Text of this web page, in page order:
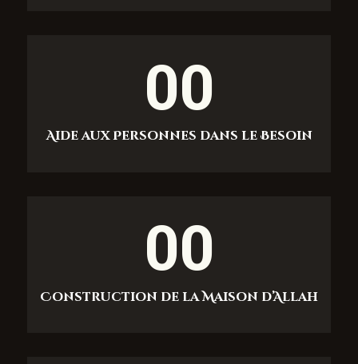
00
Aide aux Personnes dans le Besoin
00
Construction de la Maison d’Allah